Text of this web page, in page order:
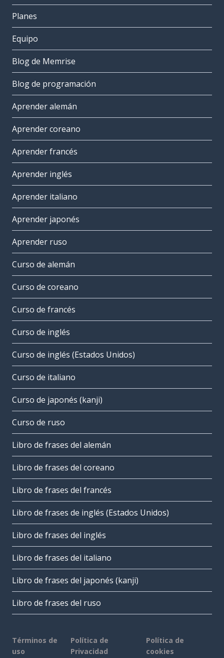
Planes
Equipo
Blog de Memrise
Blog de programación
Aprender alemán
Aprender coreano
Aprender francés
Aprender inglés
Aprender italiano
Aprender japonés
Aprender ruso
Curso de alemán
Curso de coreano
Curso de francés
Curso de inglés
Curso de inglés (Estados Unidos)
Curso de italiano
Curso de japonés (kanji)
Curso de ruso
Libro de frases del alemán
Libro de frases del coreano
Libro de frases del francés
Libro de frases de inglés (Estados Unidos)
Libro de frases del inglés
Libro de frases del italiano
Libro de frases del japonés (kanji)
Libro de frases del ruso
Términos de
uso
Política de
Privacidad
Política de
cookies